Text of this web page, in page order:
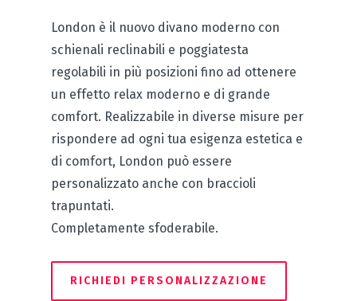
London è il nuovo divano moderno con
schienali reclinabili e poggiatesta
regolabili in più posizioni fino ad ottenere
un effetto relax moderno e di grande
comfort. Realizzabile in diverse misure per
rispondere ad ogni tua esigenza estetica e
di comfort, London può essere
personalizzato anche con braccioli
trapuntati.
Completamente sfoderabile.
RICHIEDI PERSONALIZZAZIONE